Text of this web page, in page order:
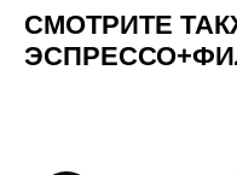
СМОТРИТЕ